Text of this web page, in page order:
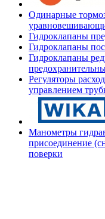
Одинарные
Гидроклапаны
Гидроклапаны
Гидроклапаны
Регуляторы
управлением
Манометры
присоединение
поверки